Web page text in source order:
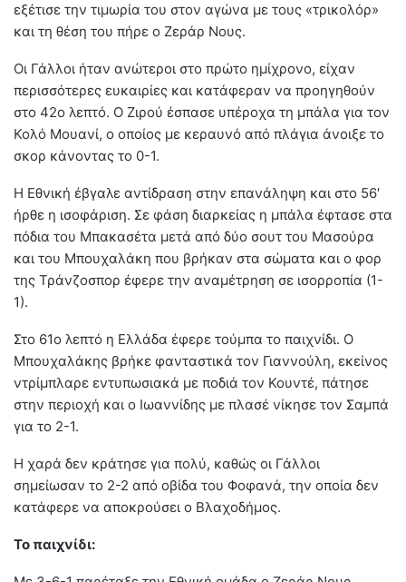
εξέτισε την τιμωρία του στον αγώνα με τους «τρικολόρ»
και τη θέση του πήρε ο Ζεράρ Νους.
Οι Γάλλοι ήταν ανώτεροι στο πρώτο ημίχρονο, είχαν
περισσότερες ευκαιρίες και κατάφεραν να προηγηθούν
στο 42ο λεπτό. Ο Ζιρού έσπασε υπέροχα τη μπάλα για τον
Κολό Μουανί, ο οποίος με κεραυνό από πλάγια άνοιξε το
σκορ κάνοντας το 0-1.
Η Εθνική έβγαλε αντίδραση στην επανάληψη και στο 56′
ήρθε η ισοφάριση. Σε φάση διαρκείας η μπάλα έφτασε στα
πόδια του Μπακασέτα μετά από δύο σουτ του Μασούρα
και του Μπουχαλάκη που βρήκαν στα σώματα και ο φορ
της Τράνζοσπορ έφερε την αναμέτρηση σε ισορροπία (1-
1).
Στο 61ο λεπτό η Ελλάδα έφερε τούμπα το παιχνίδι. Ο
Μπουχαλάκης βρήκε φανταστικά τον Γιαννούλη, εκείνος
ντρίμπλαρε εντυπωσιακά με ποδιά τον Κουντέ, πάτησε
στην περιοχή και ο Ιωαννίδης με πλασέ νίκησε τον Σαμπά
για το 2-1.
Η χαρά δεν κράτησε για πολύ, καθώς οι Γάλλοι
σημείωσαν το 2-2 από οβίδα του Φοφανά, την οποία δεν
κατάφερε να αποκρούσει ο Βλαχοδήμος.
Το παιχνίδι: